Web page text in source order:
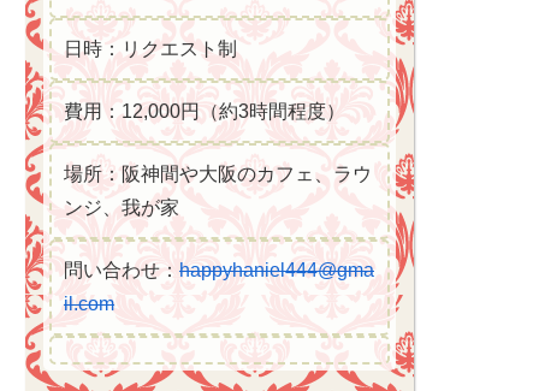
日時：リクエスト制
費用：12,000円（約3時間程度）
場所：阪神間や大阪のカフェ、ラウ
ンジ、我が家
問い合わせ： happyhaniel444@gma
il.com